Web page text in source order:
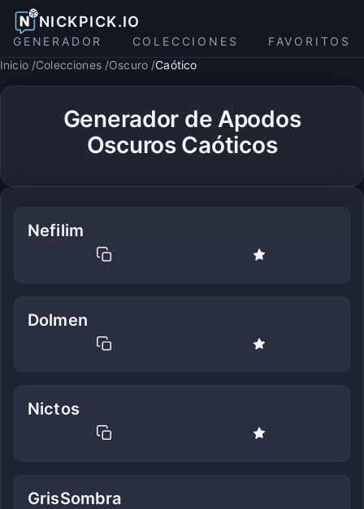
NICKPICK.IO
GENERADOR COLECCIONES
FAVORITOS
Inicio Colecciones Oscuro Caótico
Generador de Apodos
Oscuros Caóticos
Nefilim
Dolmen
Nictos
GrisSombra